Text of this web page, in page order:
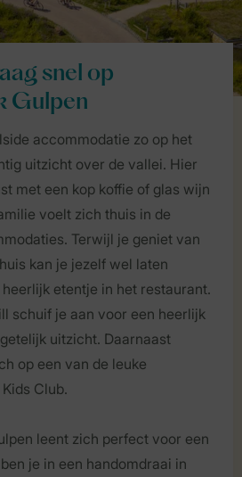
snel op
Gulpen
accommodatie zo op het
uitzicht over de vallei. Hier
met een kop koffie of glas wijn
voelt zich thuis in de
Terwijl je geniet van
kan je jezelf wel laten
etentje in het restaurant.
schuif je aan voor een heerlijk
uitzicht. Daarnaast
op een van de leuke
Club.
leent zich perfect voor een
je in een handomdraai in